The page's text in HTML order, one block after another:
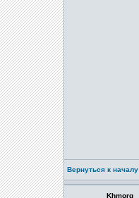
Вернуться к началу
Khmorg